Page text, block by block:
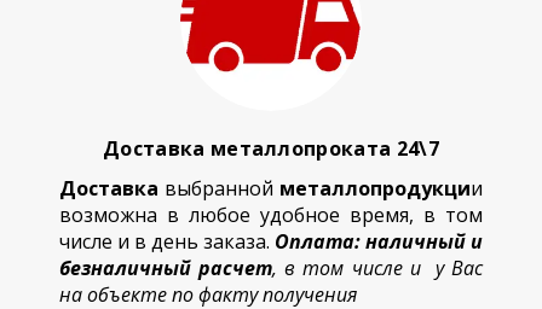
Доставка металлопроката 24\7
Доставка выбранной металлопродукции
возможна в любое удобное время, в том
числе и в день заказа. Оплата: наличный и
безналичный расчет, в том числе и у Вас
на объекте по факту получения